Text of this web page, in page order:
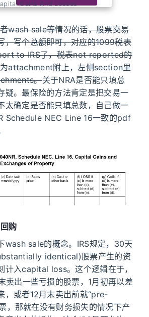
Gains And Losses
wash sale等情况的话，股票交易
，写个总额即可，对应的1099税表
to IRS了，税表not reported的
attachment附上，左侧section里
。关于NRA是否能只填总
疑。最保险的方法肯定是把交易一
太确定是否能只填总数，自己做一
Schedule NEC Line 16一致的pdf
购
wash sale的概念。IRS规定，30天
identical)股票产生的资
计入capital loss。这个逻辑在于，
卖出一些亏损的股票，1月初再以差
，或者12月末卖出前就“pre-
，那就在没有财务损失的情况下产